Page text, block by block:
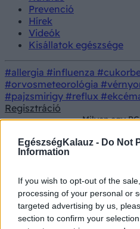
EgészségKalauz - Do Not
Information
If you wish to opt-out of the
processing of your personal or
targeted advertising by us,
section to confirm your
Prevenció
Hírek
Videók
Kisállatok egészsége
#allergia #influenza
#orvosmeteorológia
#pajzsmirigy #reflux
Regisztráció
Milyen egy
policisztás
Lépésről lépésre:
felmerül a
szindróma